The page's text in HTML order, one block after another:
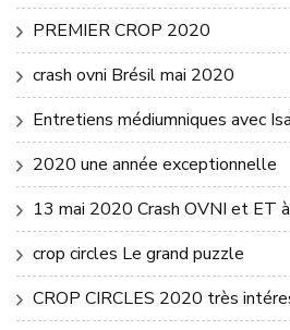
PREMIER CROP 2020
crash ovni Brésil mai 2020
Entretiens médiumniques avec
2020 une année exceptionnelle
13 mai 2020 Crash OVNI et ET à
crop circles Le grand puzzle
CROP CIRCLES 2020 très